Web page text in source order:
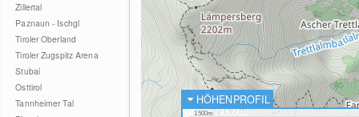
Zillertal
Paznaun - Ischgl
Tiroler Oberland
Tiroler Zugspitz Arena
Stubai
Osttirol
Tannheimer Tal
HÖHENPROFIL
1500m